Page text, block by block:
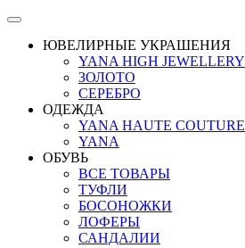
ЮВЕЛИРНЫЕ УКРАШЕНИЯ
YANA HIGH JEWELLERY
ЗОЛОТО
СЕРЕБРО
ОДЕЖДА
YANA HAUTE COUTURE
YANA
ОБУВЬ
ВСЕ ТОВАРЫ
ТУФЛИ
БОСОНОЖКИ
ЛОФЕРЫ
САНДАЛИИ